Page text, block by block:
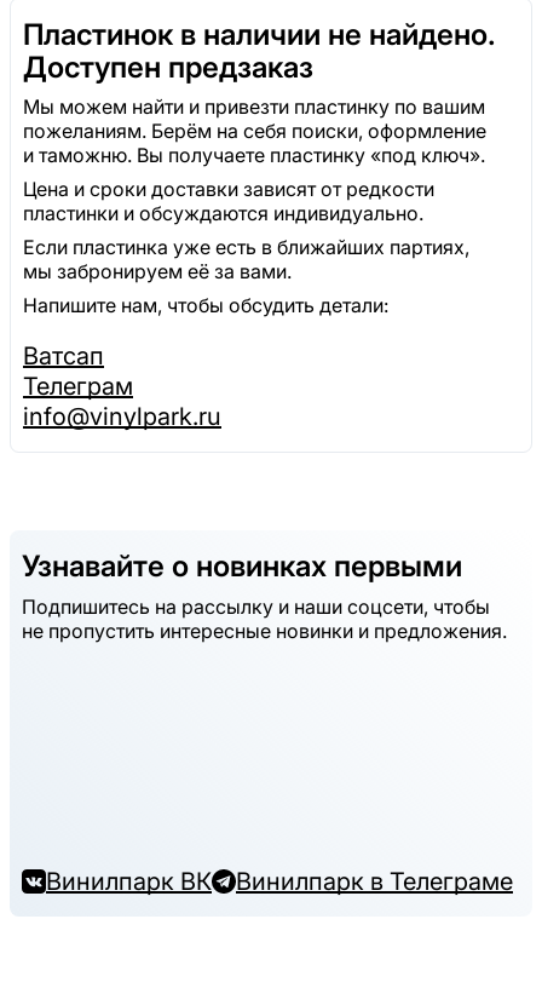
Пластинок в наличии не найдено.
Доступен предзаказ
Мы можем найти и привезти пластинку по вашим
пожеланиям. Берём на себя поиски, оформление
и таможню. Вы получаете пластинку «под ключ».
Цена и сроки доставки зависят от редкости
пластинки и обсуждаются индивидуально.
Если пластинка уже есть в ближайших партиях,
мы забронируем её за вами.
Напишите нам, чтобы обсудить детали:
Ватсап
Телеграм
info@vinylpark.ru
Узнавайте о новинках первыми
Подпишитесь на рассылку и наши соцсети, чтобы
не пропустить интересные новинки и предложения.
Винилпарк ВК Винилпарк в Телеграме